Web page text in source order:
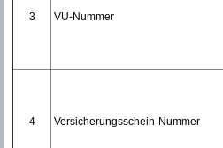
3 VU-Nummer
4 Versicherungsschein-Nummer